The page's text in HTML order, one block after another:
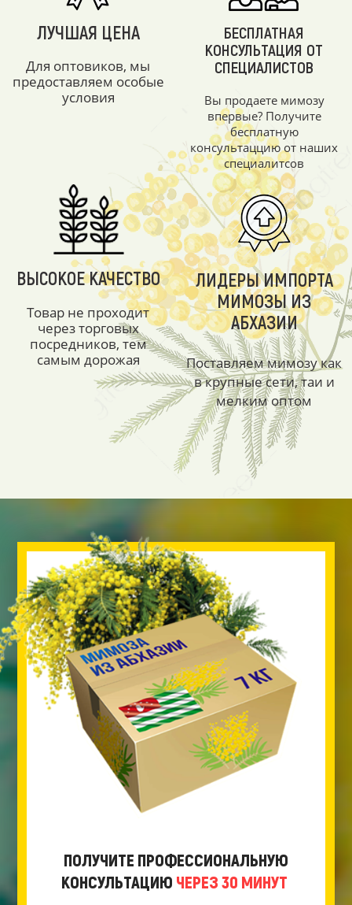
ЛУЧШАЯ ЦЕНА
Для оптовиков, мы
предоставляем особые
условия
БЕСПЛАТНАЯ
КОНСУЛЬТАЦИЯ ОТ
СПЕЦИАЛИСТОВ
Вы продаете мимозу
впервые? Получите
бесплатную
консультаццию от наших
специалитсов
ВЫСОКОЕ КАЧЕСТВО
Товар не проходит
через торговых
посредников, тем
самым дорожая
ЛИДЕРЫ ИМПОРТА
МИМОЗЫ ИЗ
АБХАЗИИ
Поставляем мимозу как
в крупные сети, таи и
мелким оптом
ПОЛУЧИТЕ ПРОФЕССИОНАЛЬНУЮ
КОНСУЛЬТАЦИЮ ЧЕРЕЗ 30 МИНУТ